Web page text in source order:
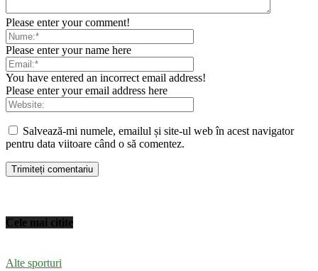
Please enter your comment!
Please enter your name here
You have entered an incorrect email address!
Please enter your email address here
Salvează-mi numele, emailul și site-ul web în acest navigator
pentru data viitoare când o să comentez.
Cele mai citite
Alte sporturi